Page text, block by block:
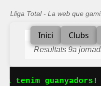
Lliga Total - La web que
Inici Clubs
Resultats 9a
tenim